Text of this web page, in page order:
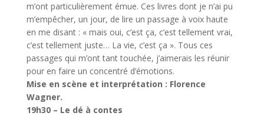
m’ont particulièrement émue. Ces livres dont je n’ai pu
m’empêcher, un jour, de lire un passage à voix haute
en me disant : « mais oui, c’est ça, c’est tellement vrai,
c’est tellement juste… La vie, c’est ça ». Tous ces
passages qui m’ont tant touchée, j’aimerais les réunir
pour en faire un concentré d’émotions.
Mise en scène et interprétation : Florence
Wagner.
19h30 – Le dé à contes